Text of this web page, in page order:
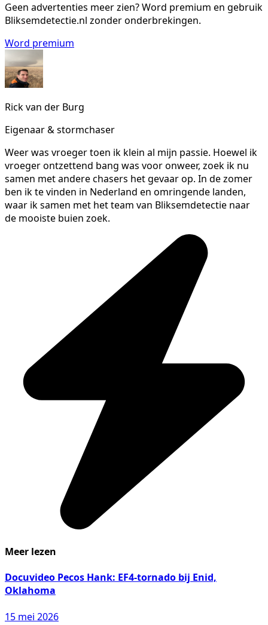
Geen advertenties meer zien?Word premium en gebruik
Bliksemdetectie.nl zonder onderbrekingen.
Word premium
Rick van der Burg
Eigenaar & stormchaser
Weer was vroeger toen ik klein al mijn passie. Hoewel ik
vroeger ontzettend bang was voor onweer, zoek ik nu
samen met andere chasers het gevaar op. In de zomer
ben ik te vinden in Nederland en omringende landen,
waar ik samen met het team van Bliksemdetectie naar
de mooiste buien zoek.
Meer lezen
Docuvideo Pecos Hank: EF4-tornado bij Enid,
Oklahoma
15 mei 2026